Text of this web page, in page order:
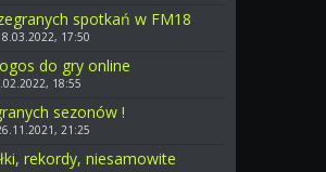
spotkań w FM18
17:50
do gry online
18:55
sezonów !
21:25
rekordy, niesamowite